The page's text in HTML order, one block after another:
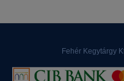
Fehér Kegytárgy